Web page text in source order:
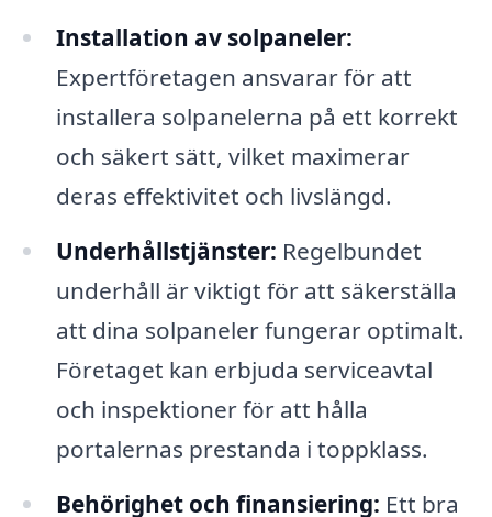
Installation av solpaneler:
Expertföretagen ansvarar för att
installera solpanelerna på ett korrekt
och säkert sätt, vilket maximerar
deras effektivitet och livslängd.
Underhållstjänster: Regelbundet
underhåll är viktigt för att säkerställa
att dina solpaneler fungerar optimalt.
Företaget kan erbjuda serviceavtal
och inspektioner för att hålla
portalernas prestanda i toppklass.
Behörighet och finansiering: Ett bra